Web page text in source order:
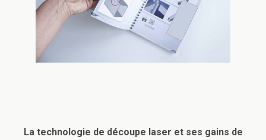
La technologie de découpe laser et ses gains de